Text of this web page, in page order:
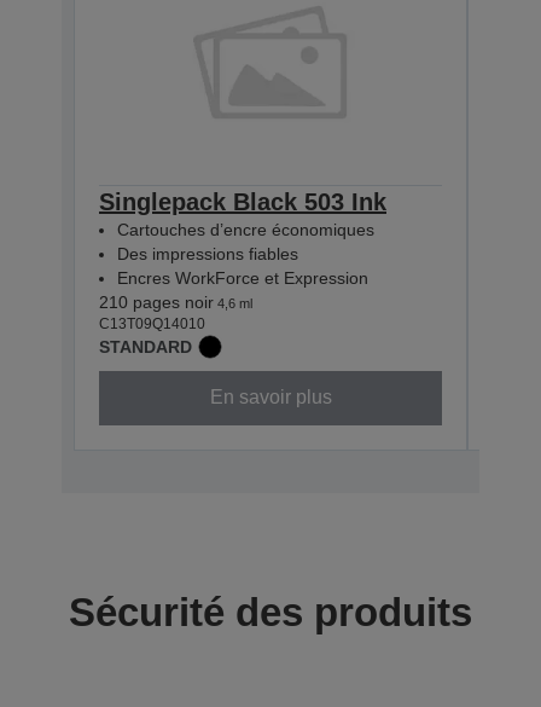
Singlepack Black 503 Ink
Cartouches d’encre économiques
Des impressions fiables
Encres WorkForce et Expression
210 pages noir 4,6 ml
C13T09Q14010
STANDARD
En savoir plus
Sécurité des produits